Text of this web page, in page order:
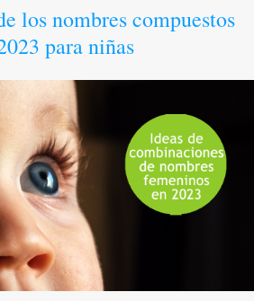
los nombres compuestos
para niñas